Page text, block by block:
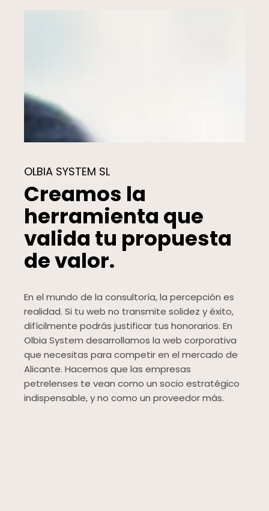
OLBIA SYSTEM SL
Creamos la
herramienta que
valida tu propuesta
de valor.
En el mundo de la consultoría, la percepción es
realidad. Si tu web no transmite solidez y éxito,
difícilmente podrás justificar tus honorarios. En
Olbia System desarrollamos la web corporativa
que necesitas para competir en el mercado de
Alicante. Hacemos que las empresas
petrelenses te vean como un socio estratégico
indispensable, y no como un proveedor más.